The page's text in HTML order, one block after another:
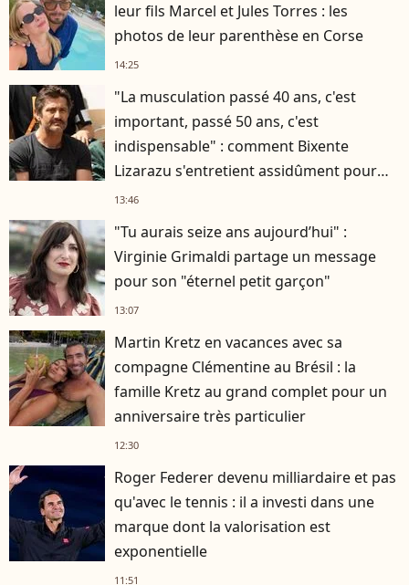
leur fils Marcel et Jules Torres : les
photos de leur parenthèse en Corse
14:25
"La musculation passé 40 ans, c'est
important, passé 50 ans, c'est
indispensable" : comment Bixente
Lizarazu s'entretient assidûment pour
rester musclé à 56 ans ?
13:46
"Tu aurais seize ans aujourd’hui" :
Virginie Grimaldi partage un message
pour son "éternel petit garçon"
13:07
Martin Kretz en vacances avec sa
compagne Clémentine au Brésil : la
famille Kretz au grand complet pour un
anniversaire très particulier
12:30
Roger Federer devenu milliardaire et pas
qu'avec le tennis : il a investi dans une
marque dont la valorisation est
exponentielle
11:51